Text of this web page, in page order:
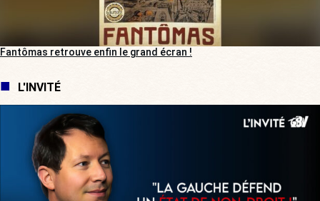
Fantômas retrouve enfin le grand écran !
L'INVITÉ